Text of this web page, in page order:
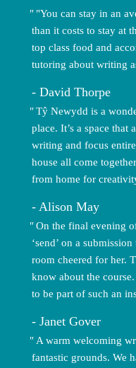
"You can stay in an
than it costs to stay at
top class food and
tutoring about writing
David Thorpe
Tŷ Newydd is a
place. It’s a space
writing and focus
house all come
from home for
Alison May
On the final evening
‘send’ on a
room cheered for her.
know about the
to be part of such an
Janet Gover
A warm welcoming
fantastic grounds. We